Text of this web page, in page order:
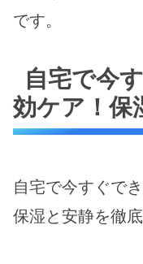
です。
自宅で今
効ケア！保
自宅で今すぐで
保湿と安静を徹